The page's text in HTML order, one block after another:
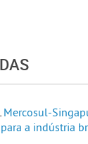
Mercosul-
a indústria